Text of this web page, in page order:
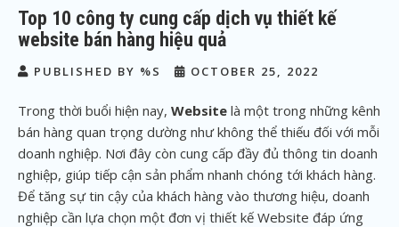
Top 10 công ty cung cấp dịch vụ thiết kế
website bán hàng hiệu quả
PUBLISHED BY %S OCTOBER 25, 2022
Trong thời buổi hiện nay, Website là một trong những kênh
bán hàng quan trọng dường như không thể thiếu đối với mỗi
doanh nghiệp. Nơi đây còn cung cấp đầy đủ thông tin doanh
nghiệp, giúp tiếp cận sản phẩm nhanh chóng tới khách hàng.
Để tăng sự tin cậy của khách hàng vào thương hiệu, doanh
nghiệp cần lựa chọn một đơn vị thiết kế Website đáp ứng